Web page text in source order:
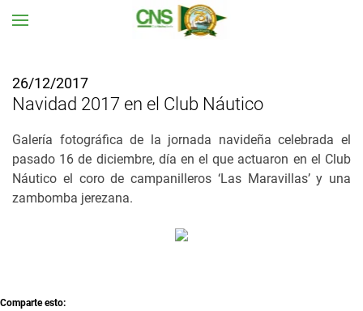
26/12/2017
Navidad 2017 en el Club Náutico
Galería fotográfica de la jornada navideña celebrada el
pasado 16 de diciembre, día en el que actuaron en el Club
Náutico el coro de campanilleros ‘Las Maravillas’ y una
zambomba jerezana.
Comparte esto: